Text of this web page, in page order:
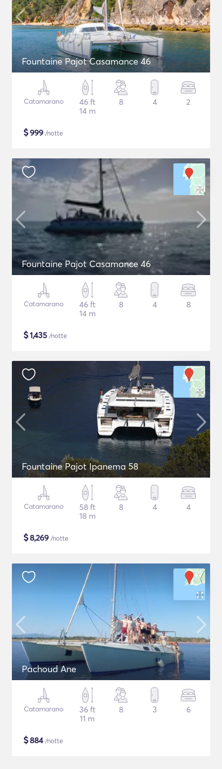
Fountaine Pajot Casamance 46
Catamarano
46 ft
14 m
8 4 2
$999 /notte
Fountaine Pajot Casamance 46
Catamarano
46 ft
14 m
8 4 8
$1,435 /notte
Fountaine Pajot Ipanema 58
Catamarano
58 ft
18 m
8 4 4
$8,269 /notte
Pachoud Ane
Catamarano
36 ft
11 m
8 3 6
$884/notte